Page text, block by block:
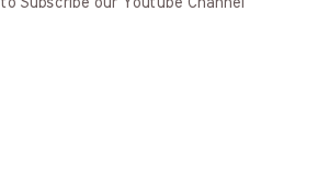
to Subscribe our Youtube Channel